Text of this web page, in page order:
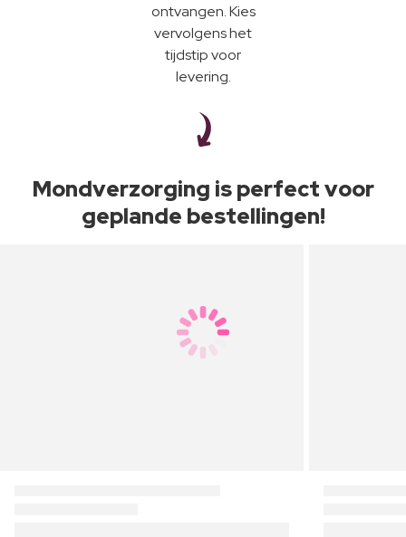
ontvangen. Kies
vervolgens het
tijdstip voor
levering.
Mondverzorging is perfect voor
geplande bestellingen!